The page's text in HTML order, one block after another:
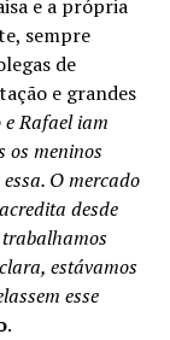
e a própria
sempre
de
e grandes
e Rafael iam
os meninos
O mercado
desde
estávamos
esse
.